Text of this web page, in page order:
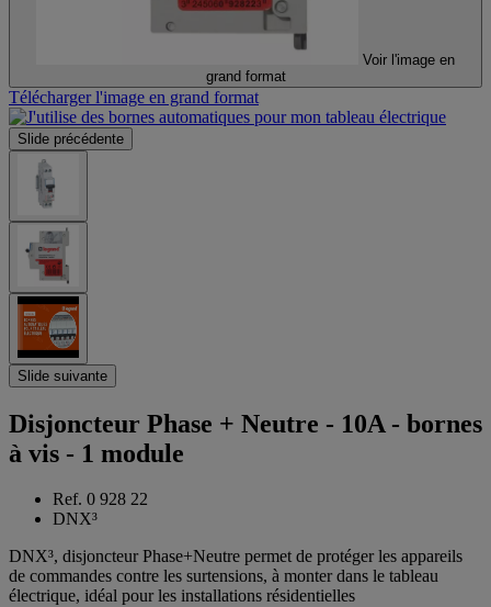
Voir l'image en
grand format
Télécharger l'image en grand format
Slide précédente
Slide suivante
Disjoncteur Phase + Neutre - 10A - bornes
à vis - 1 module
Ref. 0 928 22
DNX³
DNX³, disjoncteur Phase+Neutre permet de protéger les appareils
de commandes contre les surtensions, à monter dans le tableau
électrique, idéal pour les installations résidentielles